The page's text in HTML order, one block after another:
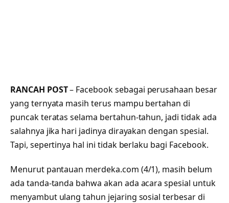
RANCAH POST– Facebook sebagai perusahaan besar
yang ternyata masih terus mampu bertahan di
puncak teratas selama bertahun-tahun, jadi tidak ada
salahnya jika hari jadinya dirayakan dengan spesial.
Tapi, sepertinya hal ini tidak berlaku bagi Facebook.
Menurut pantauan merdeka.com (4/1), masih belum
ada tanda-tanda bahwa akan ada acara spesial untuk
menyambut ulang tahun jejaring sosial terbesar di